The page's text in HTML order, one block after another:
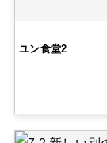
ユン食堂2